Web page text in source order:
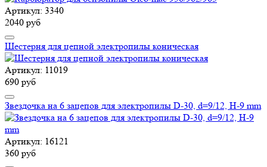
Артикул: 3340
2040 руб
Шестерня для цепной электропилы коническая
Артикул: 11019
690 руб
Звездочка на 6 зацепов для электропилы D-30, d=9/12, Н-9 mm
Артикул: 16121
360 руб